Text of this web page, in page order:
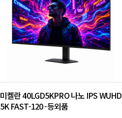
미켈란 40LGD5KPRO 나노 IPS WUHD
5K FAST-120 -등외품